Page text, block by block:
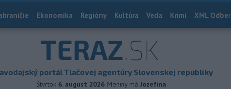
Ekonomika Regióny Kultúra Veda Krimi XML Odber
TERAZ.SK
portál Tlačovej agentúry Slovenskej republiky
Štvrtok 6. august 2026 Meniny má Jozefína